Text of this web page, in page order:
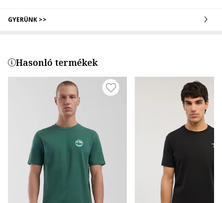
GYERÜNK >>
Hasonló termékek